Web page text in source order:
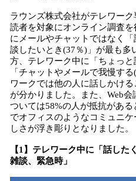
ラウンズ株式会社がテレワー
読者を対象にオンライン調査
にメールやチャットではなく
談したいとき(37％)」が最も多
方、テレワーク中に「ちょっ
「チャットやメールで我慢す
ワークでは他の人に話しかけ
が分かりました。また、Web
ついては58%の人が抵抗があ
でオフィスのようなコミュニ
しさが浮き彫りとなりました。
【1】テレワーク中に「話した
雑談、緊急時」